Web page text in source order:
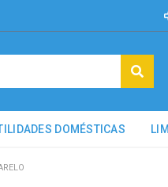
DOMÉSTICAS